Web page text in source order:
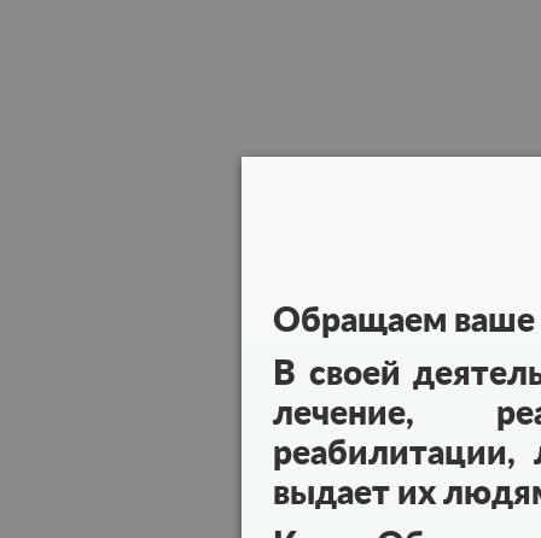
Обращаем ваше
В своей
лечение,
реабилитации,
выдает их